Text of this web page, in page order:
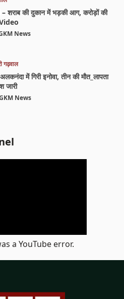
शराब की दुकान में भड़की आग, करोड़ों की
News
गढ़वाल
में गिरी इनोवा, तीन की मौत_लापता
जारी
News
a YouTube error.